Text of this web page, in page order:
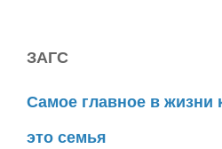
ЗАГС
Самое главное в жизни
это семья